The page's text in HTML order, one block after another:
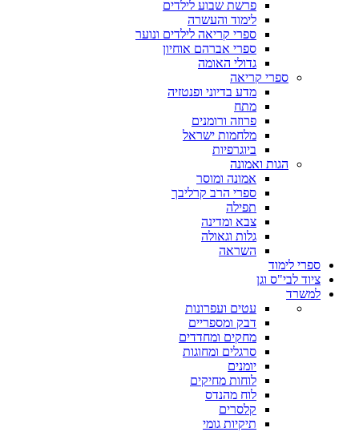
פרשת שבוע לילדים
לימוד והעשרה
ספרי קריאה לילדים ונוער
ספרי אברהם אוחיון
גדולי האומה
ספרי קריאה
מדע בדיוני ופנטזיה
מתח
פרוזה ורומנים
מלחמות ישראל
ביוגרפיות
הגות ואמונה
אמונה ומוסר
ספרי הרב קרליבך
תפילה
צבא ומדינה
גלות וגאולה
השראה
ספרי לימוד
ציוד לבי"ס וגן
למשרד
עטים ועפרונות
דבק ומספריים
מחקים ומחדדים
סרגלים ומחוגות
יומנים
לוחות מחיקים
לוח מהנדס
קלסרים
תיקיות גומי